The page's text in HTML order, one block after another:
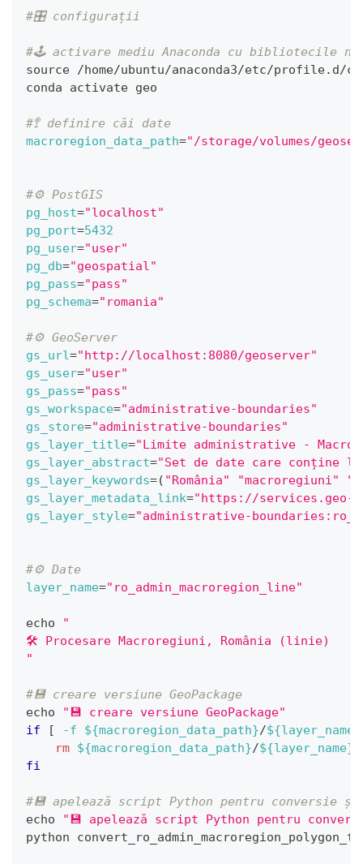
#🎛 configurații
#🕹 activare mediu Anaconda cu bibliotecile
source /home/ubuntu/anaconda3/etc/profile.d/
conda activate geo
#🚏 definire căi date
macroregion_data_path="/storage/volumes/
#⚙️ PostGIS
pg_host="localhost"
pg_port=5432
pg_user="user"
pg_db="geospatial"
pg_pass="pass"
pg_schema="romania"
#⚙️ GeoServer
gs_url="http://localhost:8080/geoserver"
gs_user="user"
gs_pass="pass"
gs_workspace="administrative-boundaries"
gs_store="administrative-boundaries"
gs_layer_title="Limite administrative -
gs_layer_abstract="Set de date care conține
gs_layer_keywords=( "România" "macroregiuni"
gs_layer_metadata_link="https://services.geo-
gs_layer_style="administrative-
#⚙️ Date
layer_name="ro_admin_macroregion_line"
echo
"
🛠 Procesare Macroregiuni, România (linie)
"
#💾 creare versiune GeoPackage
echo
"💾 creare versiune GeoPackage"
if
[ -f ${macroregion_data_path}/${layer_name}
rm ${macroregion_data_path}/${layer_name}
fi
#💾 apelează script Python pentru
echo
"💾 apelează script Python pentru
python